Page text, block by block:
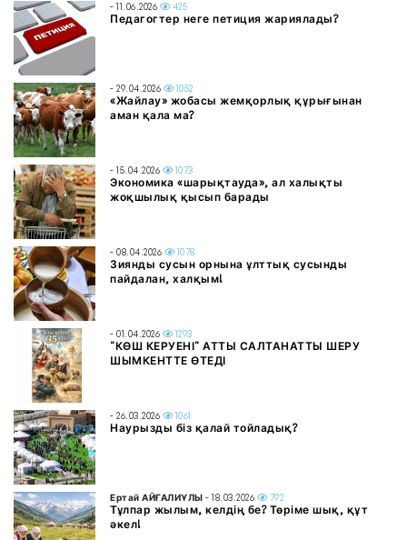
- 11.06.2026 425
Педагогтер неге петиция жариялады?
- 29.04.2026 1052
«Жайлау» жобасы жемқорлық құрығынан
аман қала ма?
- 15.04.2026 1073
Экономика «шарықтауда», ал халықты
жоқшылық қысып барады
- 08.04.2026 1078
Зиянды сусын орнына ұлттық сусынды
пайдалан, халқым!
- 01.04.2026 1293
"КӨШ КЕРУЕНІ" АТТЫ САЛТАНАТТЫ ШЕРУ
ШЫМКЕНТТЕ ӨТЕДІ
- 26.03.2026 1061
Наурызды біз қалай тойладық?
Ертай АЙҒАЛИҰЛЫ - 18.03.2026 792
Тұлпар жылым, келдің бе? Төріме шық, құт
әкел!